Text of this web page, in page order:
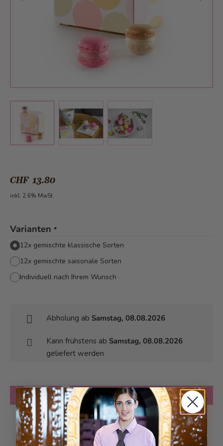
View larger imageView larger imageView larger image
CHF 13.80
inkl. 2.6% MwSt.
Varianten *
12x gemischte klassische Sorten
12x gemischte saisonale Sorten
Individuell nach Ihrem Wunsch
Abholung ab Samstag, 08.08.2026
Kann frühstens ab Samstag, 08.08.2026
geliefert werden
Anzahl in den Warenkorb
Zur Wunschliste hinzufügen